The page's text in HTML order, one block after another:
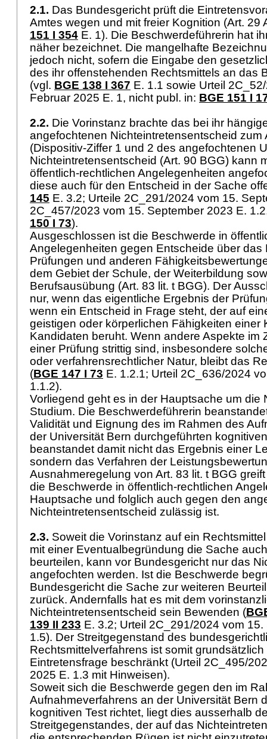
2.1. Das Bundesgericht prüft die
Amtes wegen und mit freier Kognition (Art. 29
151 I 354 E. 1). Die Beschwerdeführerin hat
näher bezeichnet. Die mangelhafte
jedoch nicht, sofern die Eingabe den
des ihr offenstehenden Rechtsmittels an das
(vgl. BGE 138 I 367 E. 1.1 sowie Urteil
Februar 2025 E. 1, nicht publ. in: BGE 151 I
2.2. Die Vorinstanz brachte das bei ihr
angefochtenen Nichteintretensentscheid zum
(Dispositiv-Ziffer 1 und 2 des angefochtenen
Nichteintretensentscheid (Art. 90 BGG) kann
öffentlich-rechtlichen Angelegenheiten
diese auch für den Entscheid in der Sache
145 E. 3.2; Urteile 2C_291/2024 vom 15.
2C_457/2023 vom 15. September 2023 E.
150 I 73).
Ausgeschlossen ist die Beschwerde in
Angelegenheiten gegen Entscheide über das
Prüfungen und anderen
dem Gebiet der Schule, der Weiterbildung
Berufsausübung (Art. 83 lit. t BGG). Der
nur, wenn das eigentliche Ergebnis der
wenn ein Entscheid in Frage steht, der auf
geistigen oder körperlichen Fähigkeiten einer
Kandidaten beruht. Wenn andere Aspekte im
einer Prüfung strittig sind, insbesondere
oder verfahrensrechtlicher Natur, bleibt das
(BGE 147 I 73 E. 1.2.1; Urteil 2C_636/2024
1.1.2).
Vorliegend geht es in der Hauptsache um die
Studium. Die Beschwerdeführerin
Validität und Eignung des im Rahmen des
der Universität Bern durchgeführten
beanstandet damit nicht das Ergebnis einer
sondern das Verfahren der
Ausnahmeregelung von Art. 83 lit. t BGG
die Beschwerde in öffentlich-rechtlichen
Hauptsache und folglich auch gegen den
Nichteintretensentscheid zulässig ist.
2.3. Soweit die Vorinstanz auf ein
mit einer Eventualbegründung die Sache
beurteilen, kann vor Bundesgericht nur das
angefochten werden. Ist die Beschwerde
Bundesgericht die Sache zur weiteren
zurück. Andernfalls hat es mit dem
Nichteintretensentscheid sein Bewenden (
139 II 233 E. 3.2; Urteil 2C_291/2024 vom
1.5). Der Streitgegenstand des
Rechtsmittelverfahrens ist somit grundsätzlich
Eintretensfrage beschränkt (Urteil 2C_495/
2025 E. 1.3 mit Hinweisen).
Soweit sich die Beschwerde gegen den im
Aufnahmeverfahrens an der Universität Bern
kognitiven Test richtet, liegt dies ausserhalb
Streitgegenstandes, der auf das